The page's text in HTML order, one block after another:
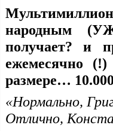
народным
получает? и
ежемесячно
размере…
«Нормально,
Отлично,